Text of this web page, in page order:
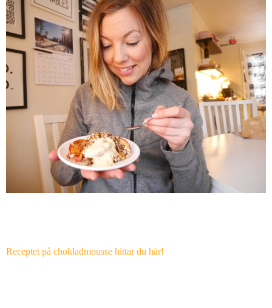
Receptet på chokladmousse hittar du här!